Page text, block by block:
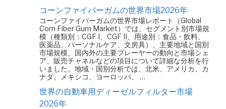
コーンファイバーガムの世界市場2026年
コーンファイバーガムの世界市場レポート（Global
Corn Fiber Gum Market）では、セグメント別市場規
模（種類別：CGF I、CGF II、用途別：食品・飲料、
医薬品、パーソナルケア、文房具）、主要地域と国別
市場規模、国内外の主要プレーヤーの動向と市場シェ
ア、販売チャネルなどの項目について詳細な分析を行
いました。地域・国別分析では、北米、アメリカ、カ
ナダ、メキシコ、ヨーロッパ、 …
世界の自動車用ディーゼルフィルター市場
2026年